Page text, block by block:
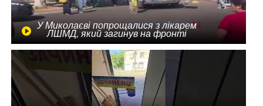
У Миколаєві попрощалися з лікарем
ЛШМД, який загинув на фронті